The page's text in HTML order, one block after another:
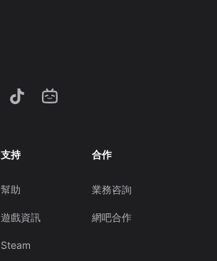
支持
幫助
遊戲資訊
Steam
合作
業務咨詢
網吧合作